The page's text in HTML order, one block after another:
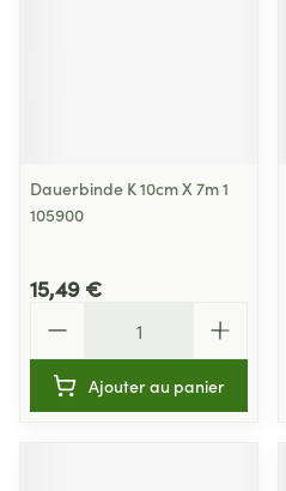
Dauerbinde K 10cm X 7m 1
105900
15,49 €
Ajouter au panier